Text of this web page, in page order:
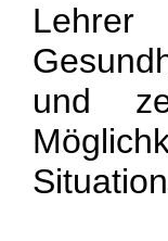
und